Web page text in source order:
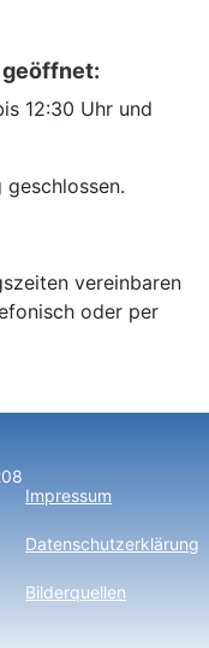
geöffnet:
12:30 Uhr und
vereinbaren
oder per
Impressum
Datenschutzerklärung
Bilderquellen